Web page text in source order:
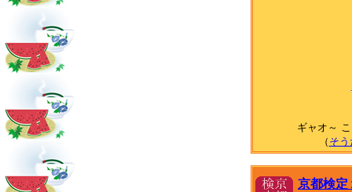
ギャオ～
（ そ
京都検定